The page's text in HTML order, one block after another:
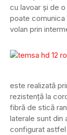
cu lavoar și de
poate comunica
volan prin
este realizată
rezistență la
fibră de stică
laterale sunt din
configurat astfel